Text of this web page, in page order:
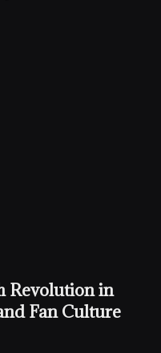
Revolution in
Fan Culture